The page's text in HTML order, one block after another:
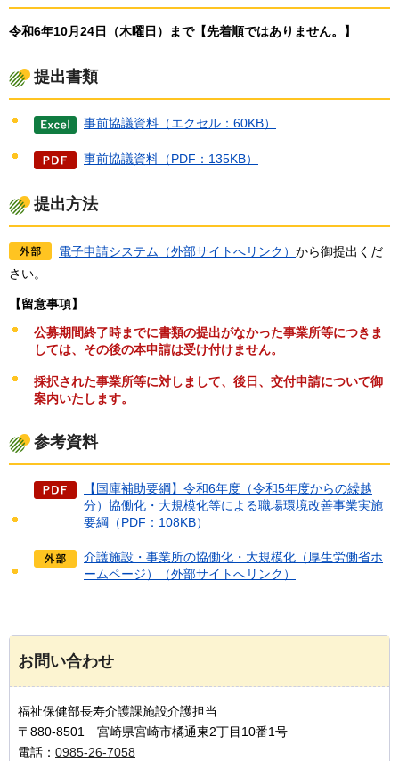
令和6年10月24日（木曜日）まで【先着順ではありません。】
提出書類
事前協議資料（エクセル：60KB）
事前協議資料（PDF：135KB）
提出方法
電子申請システム（外部サイトへリンク） から御提出くだ
さい。
【留意事項】
公募期間終了時までに書類の提出がなかった事業所等につきま
しては、その後の本申請は受け付けません。
採択された事業所等に対しまして、後日、交付申請について御
案内いたします。
参考資料
【国庫補助要綱】令和6年度（令和5年度からの繰越
分）協働化・大規模化等による職場環境改善事業実施
要綱（PDF：108KB）
介護施設・事業所の協働化・大規模化（厚生労働省ホ
ームページ）（外部サイトへリンク）
お問い合わせ
福祉保健部長寿介護課施設介護担当
〒880-8501 宮崎県宮崎市橘通東2丁目10番1号
電話： 0985-26-7058